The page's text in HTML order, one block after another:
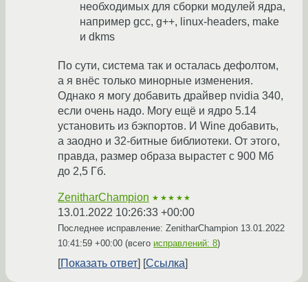
необходимых для сборки модулей ядра,
например gcc, g++, linux-headers, make
и dkms
По сути, система так и осталась дефолтом,
а я внёс только минорные изменения.
Однако я могу добавить драйвер nvidia 340,
если очень надо. Могу ещё и ядро 5.14
установить из бэкпортов. И Wine добавить,
а заодно и 32-битные библиотеки. От этого,
правда, размер образа вырастет с 900 Мб
до 2,5 Гб.
ZenitharChampion ★★★★★
13.01.2022 10:26:33 +00:00
Последнее исправление: ZenitharChampion 13.01.2022
10:41:59 +00:00 (всего исправлений: 8)
Показать ответ Ссылка